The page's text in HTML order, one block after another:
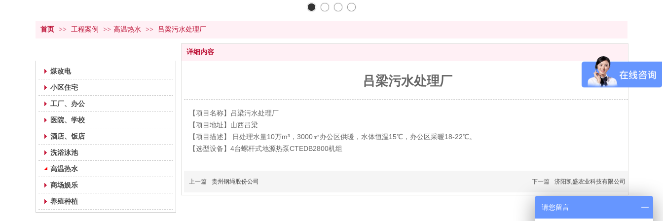
首页 >> 工程案例 >> 高温热水 >> 吕梁污水处理厂
煤改电
小区住宅
工厂、办公
医院、学校
酒店、饭店
洗浴泳池
高温热水
商场娱乐
养殖种植
详细内容
吕梁污水处理厂
【项目名称】吕梁污水处理厂
【项目地址】山西吕梁
【项目描述】 日处理水量10万m³，3000㎡办公区供暖，水体恒温15℃，办公区采暖18-22℃。
【选型设备】4台螺杆式地源热泵CTEDB2800机组
上一篇 贵州钢绳股份公司 下一篇 济阳凯盛农业科技有限公司
请您留言